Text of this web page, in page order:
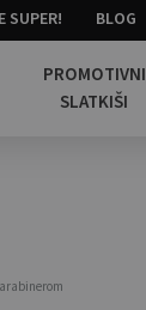
SUPER! BLOG
PROMOTIVNI
SLATKIŠI